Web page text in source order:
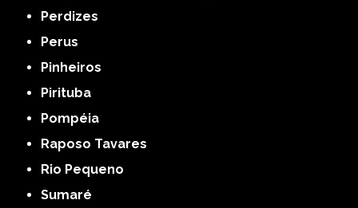
Perdizes
Perus
Pinheiros
Pirituba
Pompéia
Raposo Tavares
Rio Pequeno
Sumaré